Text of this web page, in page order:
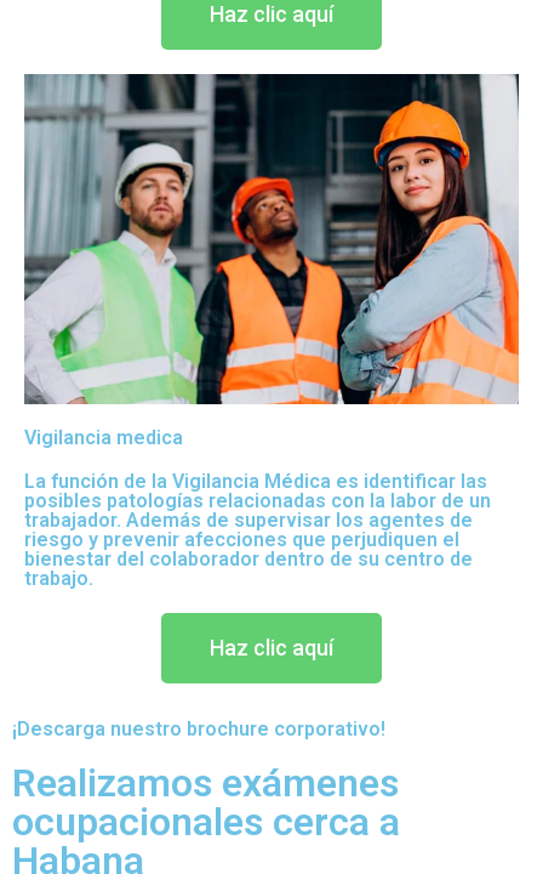
Haz clic aquí
Vigilancia medica
La función de la Vigilancia Médica es identificar las
posibles patologías relacionadas con la labor de un
trabajador. Además de supervisar los agentes de
riesgo y prevenir afecciones que perjudiquen el
bienestar del colaborador dentro de su centro de
trabajo.
Haz clic aquí
¡Descarga nuestro brochure corporativo!
Realizamos exámenes
ocupacionales cerca a
Habana